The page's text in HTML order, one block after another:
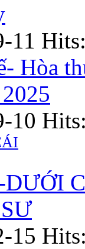
11
Hòa
10
15